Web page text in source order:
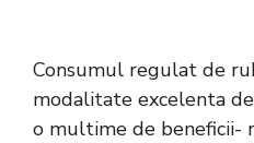
Consumul regulat de
modalitate excelenta
o multime de beneficii-